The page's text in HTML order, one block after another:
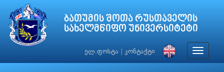
ბათუმის შოთა რუსთაველის
სახელმწიფო უნივერსიტეტი
ელ.ფოსტა კონტაქტი
Toggle